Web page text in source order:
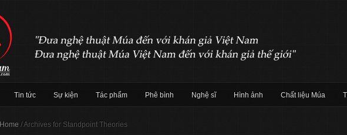
Tin tức Sự kiện Tác phẩm Phê bình Nghệ sĩ Hình ảnh Chất liệu Múa
Home /Archives for Standpoint Theories